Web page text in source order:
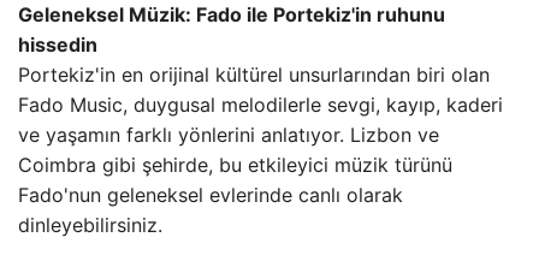
Geleneksel Müzik: Fado ile Portekiz'in ruhunu
hissedin
Portekiz'in en orijinal kültürel unsurlarından biri olan
Fado Music, duygusal melodilerle sevgi, kayıp, kaderi
ve yaşamın farklı yönlerini anlatıyor. Lizbon ve
Coimbra gibi şehirde, bu etkileyici müzik türünü
Fado'nun geleneksel evlerinde canlı olarak
dinleyebilirsiniz.